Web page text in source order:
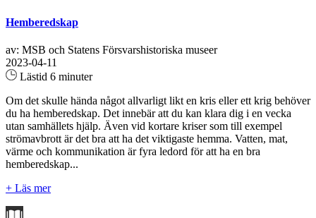
Hemberedskap
av: MSB och Statens Försvarshistoriska museer
2023-04-11
Lästid 6 minuter
Om det skulle hända något allvarligt likt en kris eller ett krig behöver
du ha hemberedskap. Det innebär att du kan klara dig i en vecka
utan samhällets hjälp. Även vid kortare kriser som till exempel
strömavbrott är det bra att ha det viktigaste hemma. Vatten, mat,
värme och kommunikation är fyra ledord för att ha en bra
hemberedskap...
+ Läs mer